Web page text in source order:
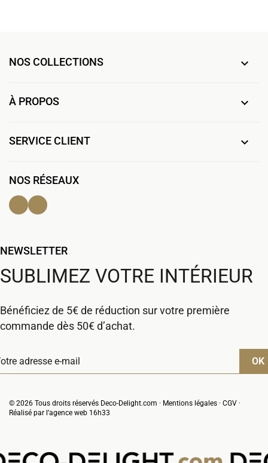
NOS COLLECTIONS 
À PROPOS 
SERVICE CLIENT 
NOS RÉSEAUX
Facebook
NEWSLETTER
SUBLIMEZ VOTRE INTÉRIEUR
Bénéficiez de 5€ de réduction sur votre première
commande dès 50€ d’achat.
© 2026 Tous droits réservés Deco-Delight.com · Mentions légales · CGV ·
Réalisé par l’agence web 16h33